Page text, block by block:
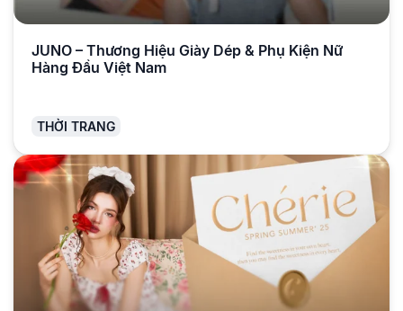
JUNO – Thương Hiệu Giày Dép & Phụ Kiện Nữ
Hàng Đầu Việt Nam
THỜI TRANG